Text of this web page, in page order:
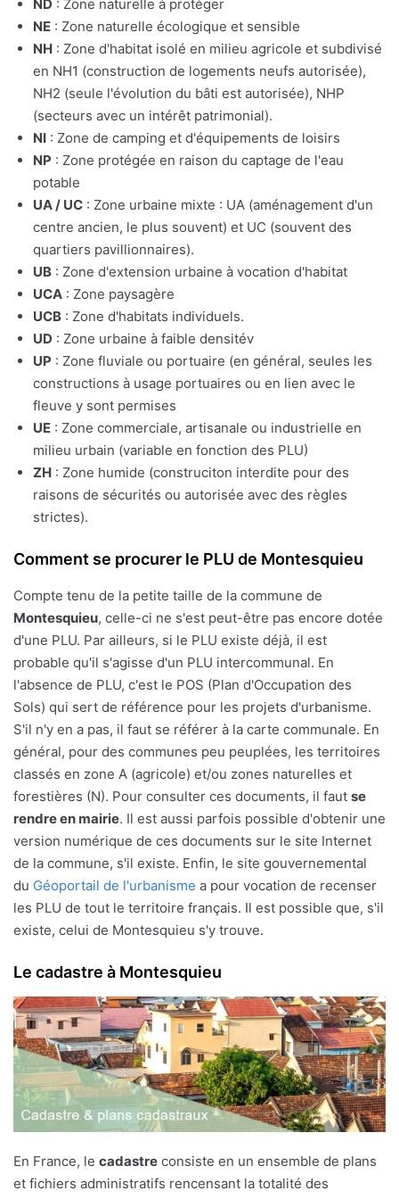
ND : Zone naturelle à protéger
NE : Zone naturelle écologique et sensible
NH : Zone d'habitat isolé en milieu agricole et subdivisé
en NH1 (construction de logements neufs autorisée),
NH2 (seule l'évolution du bâti est autorisée), NHP
(secteurs avec un intérêt patrimonial).
NI : Zone de camping et d'équipements de loisirs
NP : Zone protégée en raison du captage de l'eau
potable
UA / UC : Zone urbaine mixte : UA (aménagement d'un
centre ancien, le plus souvent) et UC (souvent des
quartiers pavillionnaires).
UB : Zone d'extension urbaine à vocation d'habitat
UCA : Zone paysagère
UCB : Zone d'habitats individuels.
UD : Zone urbaine à faible densitév
UP : Zone fluviale ou portuaire (en général, seules les
constructions à usage portuaires ou en lien avec le
fleuve y sont permises
UE : Zone commerciale, artisanale ou industrielle en
milieu urbain (variable en fonction des PLU)
ZH : Zone humide (construciton interdite pour des
raisons de sécurités ou autorisée avec des règles
strictes).
Comment se procurer le PLU de Montesquieu
Compte tenu de la petite taille de la commune de
Montesquieu, celle-ci ne s'est peut-être pas encore dotée
d'une PLU. Par ailleurs, si le PLU existe déjà, il est
probable qu'il s'agisse d'un PLU intercommunal. En
l'absence de PLU, c'est le POS (Plan d'Occupation des
Sols) qui sert de référence pour les projets d'urbanisme.
S'il n'y en a pas, il faut se référer à la carte communale. En
général, pour des communes peu peuplées, les territoires
classés en zone A (agricole) et/ou zones naturelles et
forestières (N). Pour consulter ces documents, il faut se
rendre en mairie. Il est aussi parfois possible d'obtenir une
version numérique de ces documents sur le site Internet
de la commune, s'il existe. Enfin, le site gouvernemental
du Géoportail de l'urbanisme a pour vocation de recenser
les PLU de tout le territoire français. Il est possible que, s'il
existe, celui de Montesquieu s'y trouve.
Le cadastre à Montesquieu
En France, le cadastre consiste en un ensemble de plans
et fichiers administratifs rencensant la totalité des